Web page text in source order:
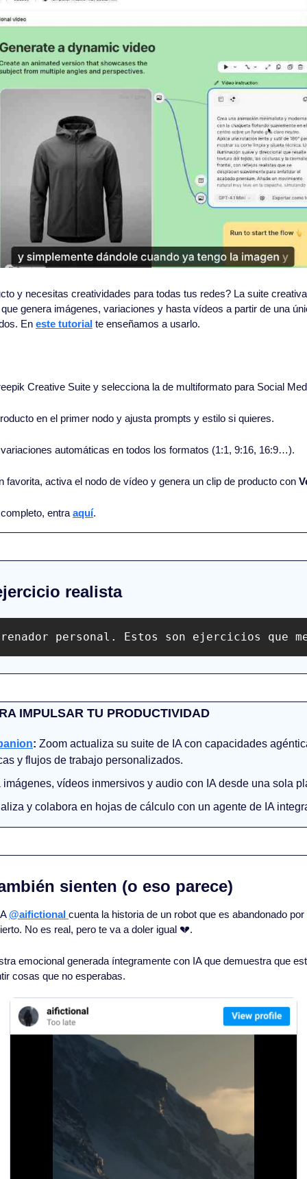
y necesitas creatividades para todas tus redes? La suite
genera imágenes, variaciones y hasta vídeos a partir de una
En este tutorial te enseñamos a usarlo.
Creative Suite y selecciona la de multiformato para Social
en el primer nodo y ajusta prompts y estilo si quieres.
automáticas en todos los formatos (1:1, 9:16, 16:9…).
favorita, activa el nodo de vídeo y genera un clip de producto con
entra aquí.
realista
personal. Estos son ejercicios
IMPULSAR TU PRODUCTIVIDAD
: Zoom actualiza su suite de IA con capacidades
y flujos de trabajo personalizados.
vídeos inmersivos y audio con IA desde una sola
y colabora en hojas de cálculo con un agente de IA
sienten (o eso parece)
@aifictional cuenta la historia de un robot que es abandonado
No es real, pero te va a doler igual 💔.
emocional generada íntegramente con IA que demuestra que
cosas que no esperabas.